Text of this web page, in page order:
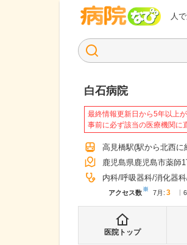
人
病院
白石病院
最終情報更新日から5年以上が
事前に必ず該当の医療機関に
高見橋駅(駅から北西に
鹿児島県鹿児島市薬師
内科 呼吸器科 消化器科
アクセス数※ 7月 : 3
医院トップ